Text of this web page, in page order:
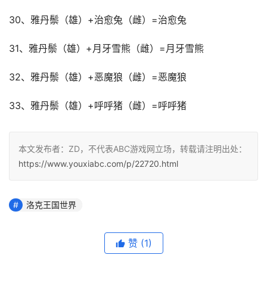
30、雅丹鬃（雄）+治愈兔（雌）=治愈兔
31、雅丹鬃（雄）+月牙雪熊（雌）=月牙雪熊
32、雅丹鬃（雄）+恶魔狼（雌）=恶魔狼
33、雅丹鬃（雄）+呼呼猪（雌）=呼呼猪
本文发布者：ZD，不代表ABC游戏网立场，转载请注明出处：
https://www.youxiabc.com/p/22720.html
洛克王国世界
赞 (1)